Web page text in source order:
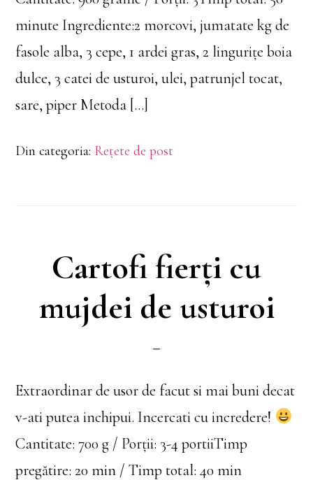
minute Ingrediente:2 morcovi, jumatate kg de
fasole alba, 3 cepe, 1 ardei gras, 2 lingurițe boia
dulce, 3 catei de usturoi, ulei, patrunjel tocat,
sare, piper Metoda […]
Din categoria: Rețete de post
Cartofi fierți cu
mujdei de usturoi
Extraordinar de usor de facut si mai buni decat
v-ati putea inchipui. Incercati cu incredere!
Cantitate: 700 g / Porții: 3-4 portiiTimp
pregătire: 20 min / Timp total: 40 min